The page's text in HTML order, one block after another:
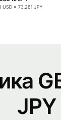
JPY